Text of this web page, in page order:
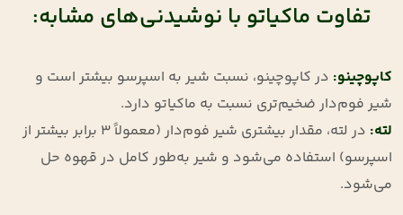
تفاوت ماکیاتو با نوشیدنی‌های مشابه:
کاپوچینو: در کاپوچینو، نسبت شیر به اسپرسو بیشتر است و
شیر فوم‌دار ضخیم‌تری نسبت به ماکیاتو دارد.
لته:
در لته، مقدار بیشتری شیر فوم‌دار (معمولاً 3 برابر بیشتر از
اسپرسو) استفاده می‌شود و شیر به‌طور کامل در قهوه حل
می‌شود.